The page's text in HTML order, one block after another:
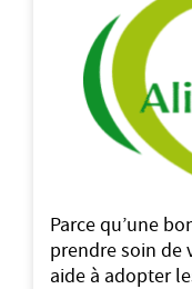
Parce qu’une
prendre soin de
aide à adopter